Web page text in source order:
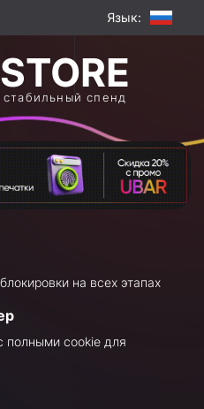
Язык:
спенд
на всех этапах
полными cookie для